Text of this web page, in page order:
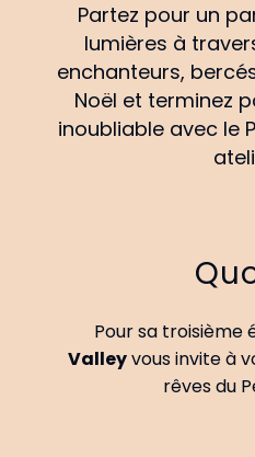
Partez pour un
lumières à
enchanteurs,
Noël et terminez
inoubliable avec le
Pour sa troisième
Valleyvous invite à
rêves du